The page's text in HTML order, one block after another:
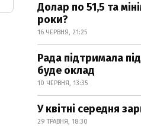
Долар по 51,5 та
роки?
16 ЧЕРВНЯ, 21:25
Рада підтримала
буде оклад
10 ЧЕРВНЯ, 13:35
У квітні середня
29 ТРАВНЯ, 18:30